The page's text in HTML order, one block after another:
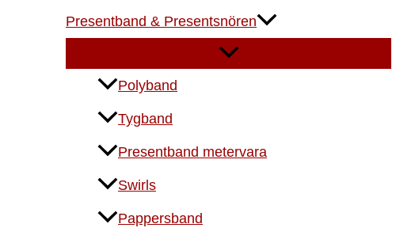
Presentband & Presentsnören
Polyband
Tygband
Presentband metervara
Swirls
Pappersband